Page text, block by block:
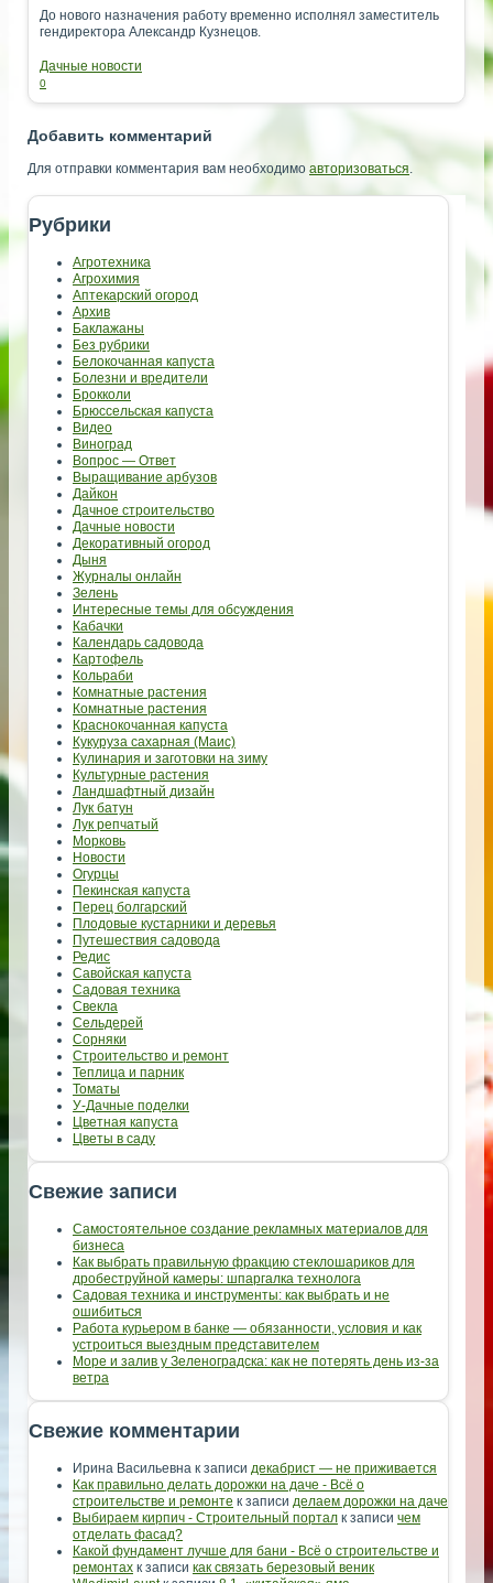
До нового назначения работу временно исполнял заместитель
гендиректора Александр Кузнецов.
Дачные новости
0
Добавить комментарий
Для отправки комментария вам необходимо авторизоваться.
Рубрики
Агротехника
Агрохимия
Аптекарский огород
Архив
Баклажаны
Без рубрики
Белокочанная капуста
Болезни и вредители
Брокколи
Брюссельская капуста
Видео
Виноград
Вопрос — Ответ
Выращивание арбузов
Дайкон
Дачное строительство
Дачные новости
Декоративный огород
Дыня
Журналы онлайн
Зелень
Интересные темы для обсуждения
Кабачки
Календарь садовода
Картофель
Кольраби
Комнатные растения
Комнатные растения
Краснокочанная капуста
Кукуруза сахарная (Маис)
Кулинария и заготовки на зиму
Культурные растения
Ландшафтный дизайн
Лук батун
Лук репчатый
Морковь
Новости
Огурцы
Пекинская капуста
Перец болгарский
Плодовые кустарники и деревья
Путешествия садовода
Редис
Савойская капуста
Садовая техника
Свекла
Сельдерей
Сорняки
Строительство и ремонт
Теплица и парник
Томаты
У-Дачные поделки
Цветная капуста
Цветы в саду
Свежие записи
Самостоятельное создание рекламных материалов для
бизнеса
Как выбрать правильную фракцию стеклошариков для
дробеструйной камеры: шпаргалка технолога
Садовая техника и инструменты: как выбрать и не
ошибиться
Работа курьером в банке — обязанности, условия и как
устроиться выездным представителем
Море и залив у Зеленоградска: как не потерять день из-за
ветра
Свежие комментарии
Ирина Васильевна к записи декабрист — не приживается
Как правильно делать дорожки на даче - Всё о
строительстве и ремонте к записи делаем дорожки на даче
Выбираем кирпич - Строительный портал к записи чем
отделать фасад?
Какой фундамент лучше для бани - Всё о строительстве и
ремонтах к записи как связать березовый веник